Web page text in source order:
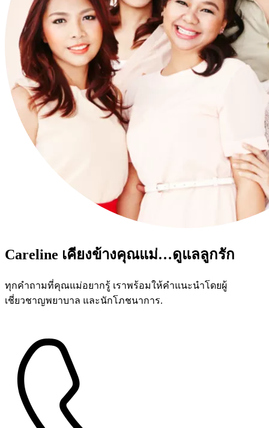
Careline เคียงข้างคุณแม่…ดูแลลูกรัก
ทุกคำถามที่คุณแม่อยากรู้ เราพร้อมให้คำแนะนำโดยผู้
เชี่ยวชาญพยาบาล และนักโภชนาการ.